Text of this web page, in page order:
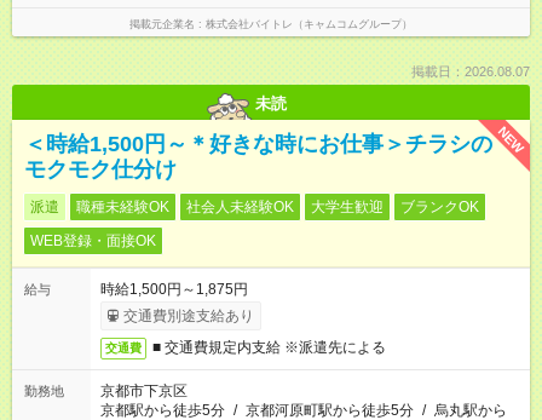
掲載元企業名 株式会社バイトレ（キャムコムグループ）
掲載日：2026.08.07
未読
NEW
＜時給1,500円～＊好きな時にお仕事＞チラシの
モクモク仕分け
派遣 職種未経験OK 社会人未経験OK 大学生歓迎
ブランクOK
WEB登録・面接OK
給与
時給1,500円～1,875円
交通費別途支給あり
交通費 ■ 交通費規定内支給 ※派遣先による
勤務地
京都市下京区
京都駅から徒歩5分 / 京都河原町駅から徒歩5分 / 烏丸駅から